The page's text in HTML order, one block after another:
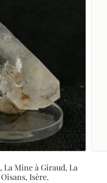
Mine à Giraud, La
Isère.